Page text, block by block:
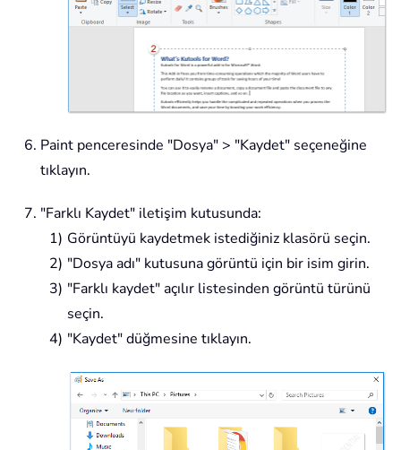
Paint penceresinde "Dosya" > "Kaydet" seçeneğine
tıklayın.
"Farklı Kaydet" iletişim kutusunda:
Görüntüyü kaydetmek istediğiniz klasörü seçin.
"Dosya adı" kutusuna görüntü için bir isim girin.
"Farklı kaydet" açılır listesinden görüntü türünü
seçin.
"Kaydet" düğmesine tıklayın.